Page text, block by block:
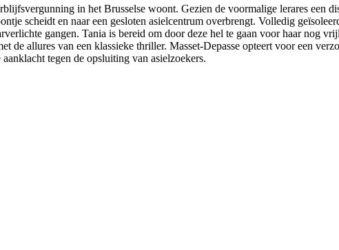
in het Brusselse woont. Gezien de voormalige lerares een
scheidt en naar een gesloten asielcentrum overbrengt. Volledig
gangen. Tania is bereid om door deze hel te gaan voor haar nog
de allures van een klassieke thriller. Masset-Depasse opteert voor een
tegen de opsluiting van asielzoekers.